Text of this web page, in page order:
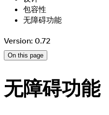
包容性
无障碍功能
Version: 0.72
On this page
无障碍功能